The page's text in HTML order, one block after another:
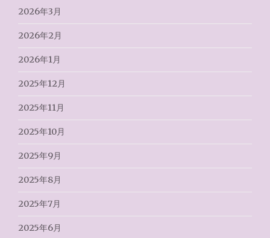
2026年3月
2026年2月
2026年1月
2025年12月
2025年11月
2025年10月
2025年9月
2025年8月
2025年7月
2025年6月